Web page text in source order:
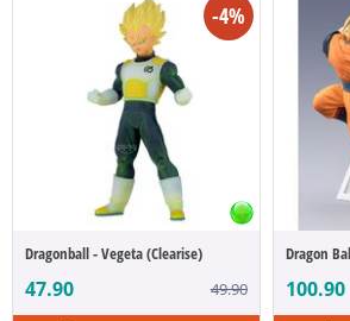
-4%
Dragonball - Vegeta (Clearise)
47.90 49.90 100.90